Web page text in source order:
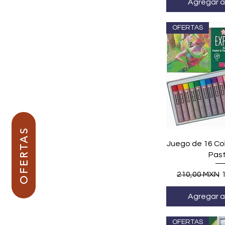
OFERTAS
Agregar
Vista
OFERTAS
Juego de 16
Precio
210,00 MXN
Agregar
OFERTAS